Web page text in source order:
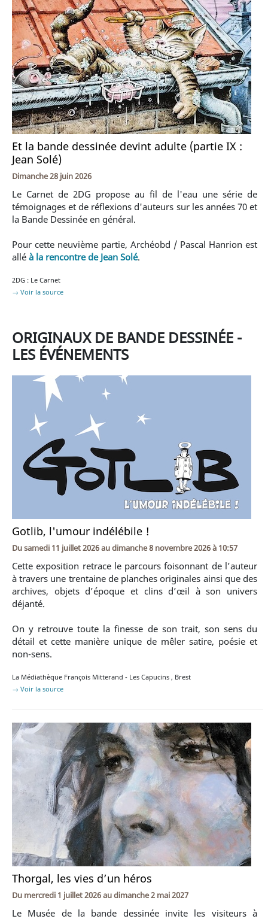
Et la bande dessinée devint adulte (partie IX :
Jean Solé)
Dimanche 28 juin 2026
Le Carnet de 2DG propose au fil de l'eau une série de
témoignages et de réflexions d'auteurs sur les années 70 et
la Bande Dessinée en général.
Pour cette neuvième partie, Archéobd / Pascal Hanrion est
allé à la rencontre de Jean Solé.
2DG : Le Carnet
→ Voir la source
ORIGINAUX DE BANDE DESSINÉE -
LES ÉVÉNEMENTS
Gotlib, l'umour indélébile !
Dusamedi 11 juillet 2026audimanche 8 novembre 2026 à 10:57
Cette exposition retrace le parcours foisonnant de l’auteur
à travers une trentaine de planches originales ainsi que des
archives, objets d’époque et clins d’œil à son univers
déjanté.
On y retrouve toute la finesse de son trait, son sens du
détail et cette manière unique de mêler satire, poésie et
non-sens.
La Médiathèque François Mitterand - Les Capucins , Brest
→ Voir la source
Thorgal, les vies d’un héros
Du mercredi 1 juillet 2026audimanche 2 mai 2027
Le Musée de la bande dessinée invite les visiteurs à